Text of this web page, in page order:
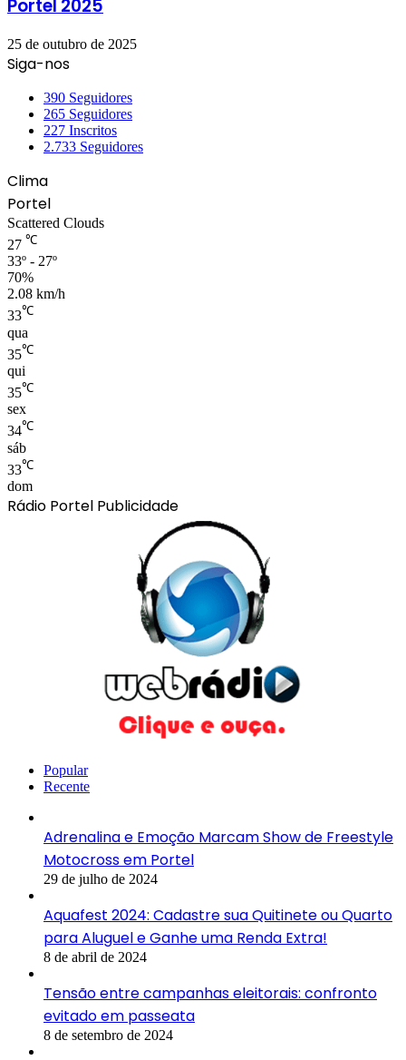
Portel 2025
25 de outubro de 2025
Siga-nos
390 Seguidores
265 Seguidores
227 Inscritos
2.733 Seguidores
Clima
Portel
Scattered Clouds
27 ℃
33º - 27º
70%
2.08 km/h
33℃
qua
35℃
qui
35℃
sex
34℃
sáb
33℃
dom
Rádio Portel Publicidade
Popular
Recente
Adrenalina e Emoção Marcam Show de Freestyle
Motocross em Portel
29 de julho de 2024
Aquafest 2024: Cadastre sua Quitinete ou Quarto
para Aluguel e Ganhe uma Renda Extra!
8 de abril de 2024
Tensão entre campanhas eleitorais: confronto
evitado em passeata
8 de setembro de 2024